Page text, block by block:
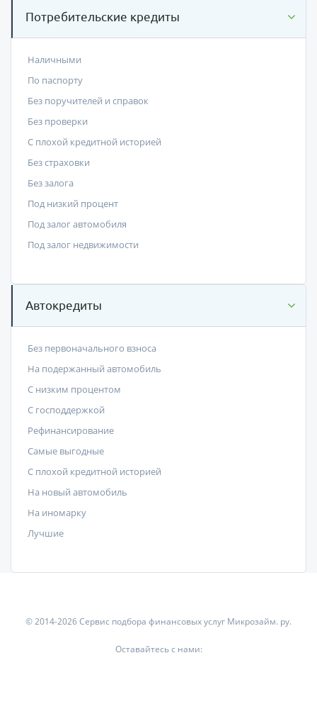
Потребительские кредиты
Наличными
По паспорту
Без поручителей и справок
Без проверки
С плохой кредитной историей
Без страховки
Без залога
Под низкий процент
Под залог автомобиля
Под залог недвижимости
Автокредиты
Без первоначального взноса
На подержанный автомобиль
С низким процентом
C господдержкой
Рефинансирование
Самые выгодные
С плохой кредитной историей
На новый автомобиль
На иномарку
Лучшие
© 2014-2026 Сервис подбора финансовых услуг Микрозайм. ру.
Оставайтесь с нами: